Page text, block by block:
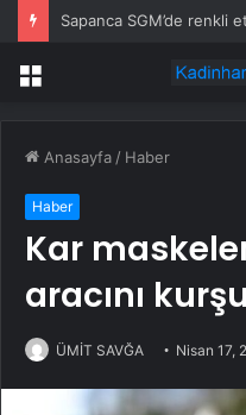
Sapanca SGM’de renkli
Menü
Anasayfa / Haber
Haber
Kar
aracını
ÜMİT SAVĞA Nisan 17,